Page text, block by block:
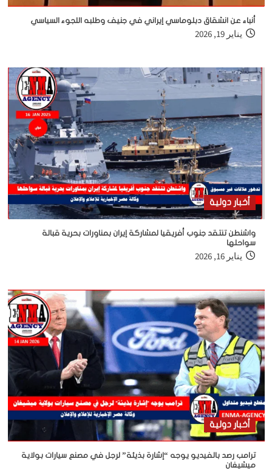
أنباء عن انشقاق دبلوماسي إيراني في جنيف وطلبه اللجوء السياسي
يناير 19, 2026
أخبار دولية
واشنطن تنتقد جنوب أفريقيا لمشاركة إيران بمناورات بحرية قبالة
سواحلها
يناير 16, 2026
أخبار دولية
ترامب رصد بالفيديو يوجه “إشارة بذيئة” لرجل في مصنع سيارات بولاية
ميشيغان